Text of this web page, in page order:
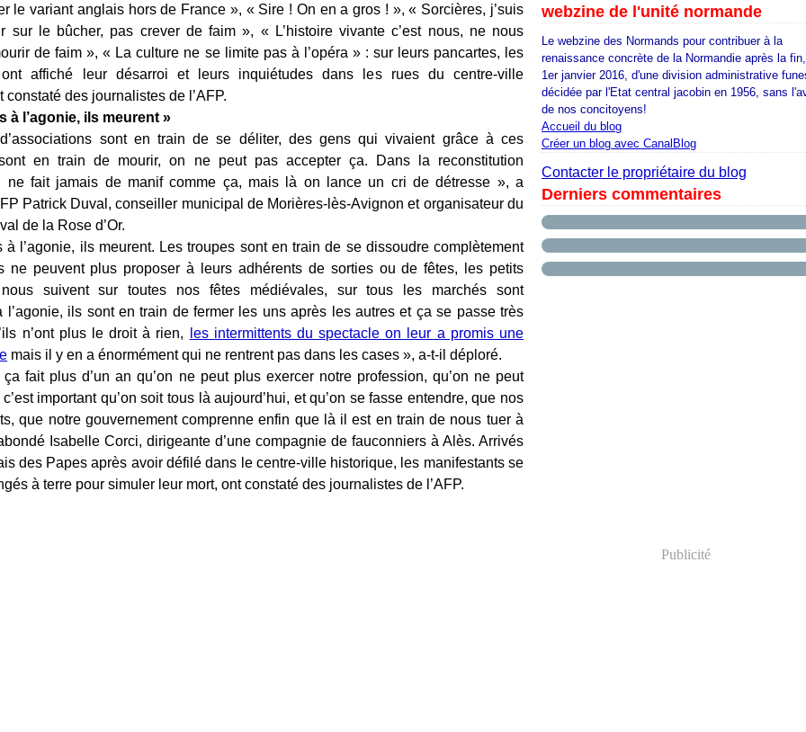
le variant anglais hors de France », « Sire ! On en a gros ! », « Sorcières, j’suis
sur le bûcher, pas crever de faim », « L’histoire vivante c’est nous, ne nous
de faim », « La culture ne se limite pas à l’opéra » : sur leurs pancartes, les
ont affiché leur désarroi et leurs inquiétudes dans les rues du centre-ville
constaté des journalistes de l’AFP.
à l’agonie, ils meurent »
sont en train de se déliter, des gens qui vivaient grâce à ces
en train de mourir, on ne peut pas accepter ça. Dans la reconstitution
ne fait jamais de manif comme ça, mais là on lance un cri de détresse », a
Patrick Duval, conseiller municipal de Morières-lès-Avignon et organisateur du
de la Rose d’Or.
à l’agonie, ils meurent. Les troupes sont en train de se dissoudre complètement
ne peuvent plus proposer à leurs adhérents de sorties ou de fêtes, les petits
suivent sur toutes nos fêtes médiévales, sur tous les marchés sont
l’agonie, ils sont en train de fermer les uns après les autres et ça se passe très
n’ont plus le droit à rien,
les intermittents du spectacle on leur a promis une
mais il y en a énormément qui ne rentrent pas dans les cases », a-t-il déploré.
ça fait plus d’un an qu’on ne peut plus exercer notre profession, qu’on ne peut
important qu’on soit tous là aujourd’hui, et qu’on se fasse entendre, que nos
que notre gouvernement comprenne enfin que là il est en train de nous tuer à
Isabelle Corci, dirigeante d’une compagnie de fauconniers à Alès. Arrivés
des Papes après avoir défilé dans le centre-ville historique, les manifestants se
à terre pour simuler leur mort, ont constaté des journalistes de l’AFP.
webzine de l'unité normande
Le webzine des Normands pour contribuer à la
renaissance concrète de la Normandie après la
1er janvier 2016, d'une division administrative
décidée par l'Etat central jacobin en 1956, sans
de nos concitoyens!
Accueil du blog
Créer un blog avec CanalBlog
Contacter le propriétaire du blog
Derniers commentaires
Publicité